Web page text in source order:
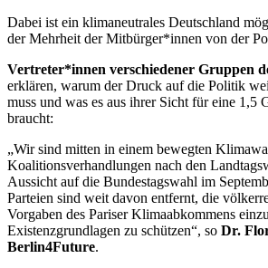
Dabei ist ein klimaneutrales Deutschland
der Mehrheit der Mitbürger*innen von der
Vertreter*innen verschiedener Gruppen
erklären, warum der Druck auf die Politik
muss und was es aus ihrer Sicht für eine 1,5
braucht:
„Wir sind mitten in einem bewegten
Koalitionsverhandlungen nach den
Aussicht auf die Bundestagswahl im
Parteien sind weit davon entfernt, die
Vorgaben des Pariser Klimaabkommens
Existenzgrundlagen zu schützen“, so Dr.
Berlin4Future.